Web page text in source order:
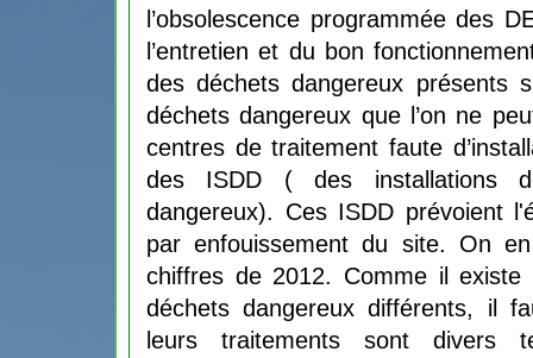
l’obsolescence programmée des
l’entretien et du bon
des déchets dangereux présents
déchets dangereux que l’on ne
centres de traitement faute
des ISDD ( des installations
dangereux). Ces ISDD prévoient
par enfouissement du site. On
chiffres de 2012. Comme il existe
déchets dangereux différents, il
leurs traitements sont divers